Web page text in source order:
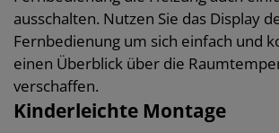
ausschalten. Nutzen Sie das Display
Fernbedienung um sich einfach und
einen Überblick über die
verschaffen.
Kinderleichte Montage